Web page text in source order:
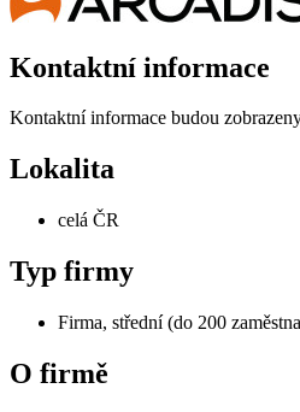
Kontaktní informace
Kontaktní informace budou
Lokalita
celá ČR
Typ firmy
Firma, střední (do 200
O firmě